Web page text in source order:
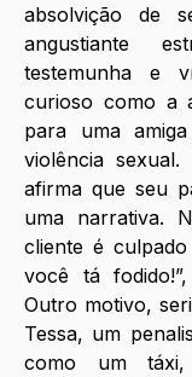
absolvição de
angustiante
testemunha e
curioso como a
para uma
violência
afirma que seu
uma narrativa.
cliente é
você tá
Outro motivo,
Tessa, um
como um